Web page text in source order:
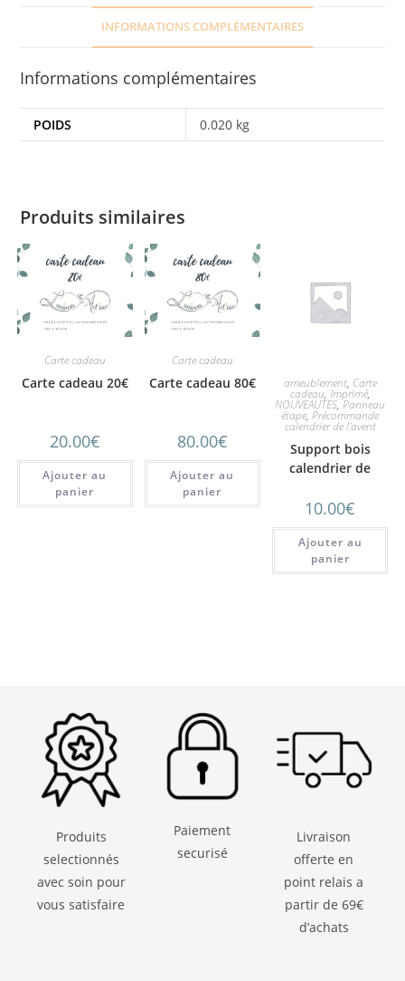
INFORMATIONS COMPLÉMENTAIRES
Informations complémentaires
POIDS 0.020 kg
Produits similaires
Carte cadeau
Carte cadeau 20€
20.00€
Ajouter au
panier
Carte cadeau
Carte cadeau 80€
80.00€
Ajouter au
panier
ameublement, Carte
cadeau, Imprimé,
NOUVEAUTES,Panneau
étape,Précommande
calendrier de l'avent
Support bois
calendrier de
10.00€
Ajouter au
panier
Produits
selectionnés
avec soin pour
vous satisfaire
Paiement
securisé
Livraison
offerte en
point relais a
partir de 69€
d’achats